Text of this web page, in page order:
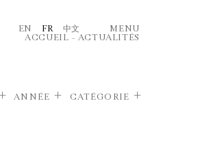
EN FR 中文
MENU
ACCUEIL – ACTUALITÉS
ANNÉE CATÉGORIE